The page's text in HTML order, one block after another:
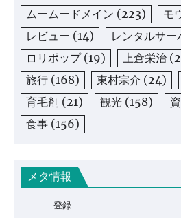
ムームードメイン (223) モ
レビュー (14) レンタルサー
ロリポップ(19) 上倉栄治
旅行 (168) 東村宗介 (24)
育毛剤 (21) 観光 (158)
食事 (156)
メタ情報
登録